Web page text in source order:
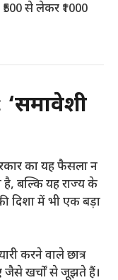
से लेकर ₹1000
का यह फैसला न
है, बल्कि यह राज्य के
दिशा में भी एक बड़ा
करने वाले छात्र
जैसे खर्चों से जूझते हैं।